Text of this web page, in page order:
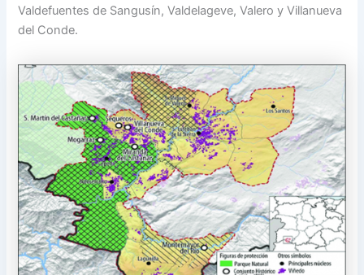
Valdefuentes de Sangusín, Valdelageve, Valero y Villanueva
del Conde.